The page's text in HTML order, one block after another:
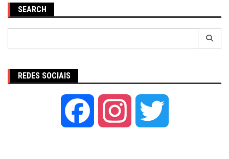
SEARCH
REDES SOCIAIS
Facebook Instagram